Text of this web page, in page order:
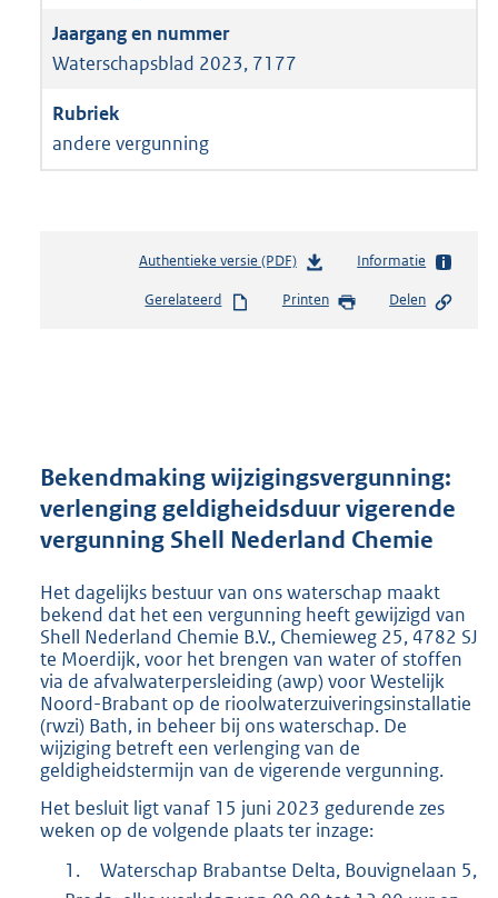
Waterschapsblad 2023, 7177
andere vergunning
Authentieke versie (PDF)b
s
r
o
o
t
e
:
2
2
0
K
b
Informatie
Gerelateerd Printen Delen
Bekendmaking wijzigingsvergunning:
verlenging geldigheidsduur vigerende
vergunning Shell Nederland Chemie
Het dagelijks bestuur van ons waterschap maakt
bekend dat het een vergunning heeft gewijzigd van
Shell Nederland Chemie B.V., Chemieweg 25, 4782 SJ
te Moerdijk, voor het brengen van water of stoffen
via de afvalwaterpersleiding (awp) voor Westelijk
Noord-Brabant op de rioolwaterzuiveringsinstallatie
(rwzi) Bath, in beheer bij ons waterschap. De
wijziging betreft een verlenging van de
geldigheidstermijn van de vigerende vergunning.
Het besluit ligt vanaf 15 juni 2023 gedurende zes
weken op de volgende plaats ter inzage:
1.
Waterschap Brabantse Delta, Bouvignelaan 5,